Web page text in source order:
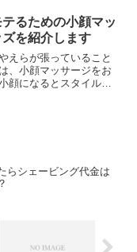
ます。男女ともに痩せ
は、なん...
るための小顔マッ
を紹介します
えらが張っていること
、小顔マッサージをお
顔になるとスタイルが
らシェービング代金は